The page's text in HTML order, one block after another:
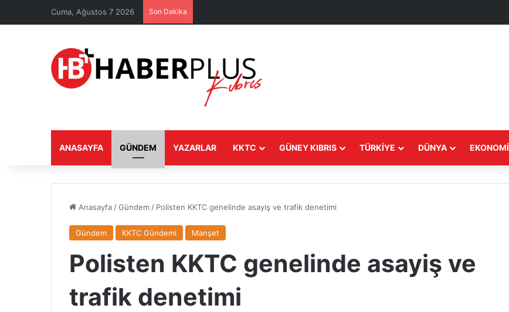
Cuma, Ağustos 7 2026 Son Dakika
ANASAYFA GÜNDEM YAZARLAR KKTC GÜNEY KIBRIS TÜRKIYE DÜNYA EKONOMI
Anasayfa /Gündem / Polisten KKTC genelinde asayiş ve trafik denetimi
Gündem KKTC Gündemi Manşet
Polisten KKTC genelinde asayiş ve
trafik denetimi